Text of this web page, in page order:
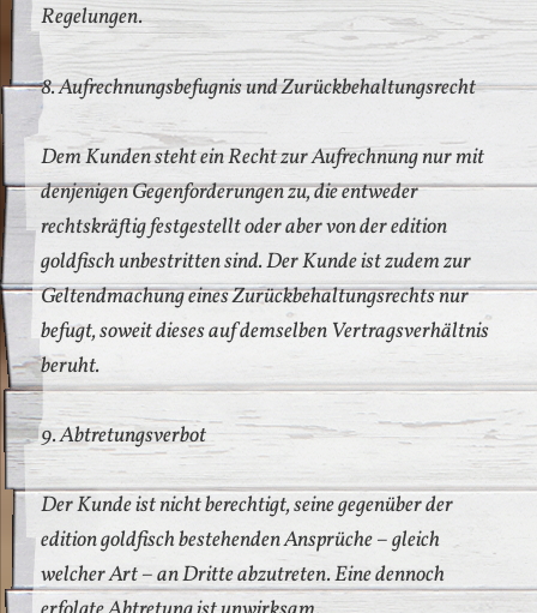
Regelungen.
8. Aufrechnungsbefugnis und Zurückbehaltungsrecht
Dem Kunden steht ein Recht zur Aufrechnung nur mit
denjenigen Gegenforderungen zu, die entweder
rechtskräftig festgestellt oder aber von der edition
goldfisch unbestritten sind. Der Kunde ist zudem zur
Geltendmachung eines Zurückbehaltungsrechts nur
befugt, soweit dieses auf demselben Vertragsverhältnis
beruht.
9. Abtretungsverbot
Der Kunde ist nicht berechtigt, seine gegenüber der
edition goldfisch bestehenden Ansprüche – gleich
welcher Art – an Dritte abzutreten. Eine dennoch